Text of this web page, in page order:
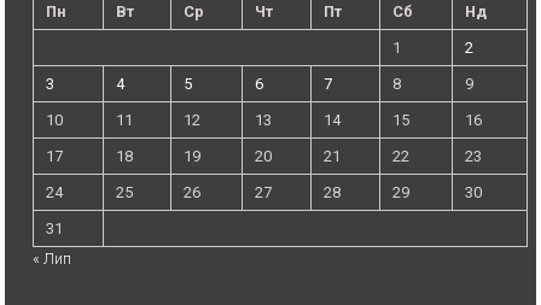
Пн
Вт Ср Чт Пт Сб
Нд
1
2
3
4 5 6 7 8
9
10
11 12 13 14 15
16
17
18 19 20 21 22
23
24
25 26 27 28 29
30
31
« Лип